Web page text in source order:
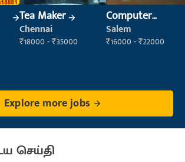
Tea Maker
Chennai
₹18000 - ₹35000
Computer
Operator
Salem
₹16000 - ₹22000
Explore more jobs
செய்தி